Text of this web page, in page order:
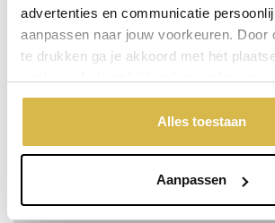
advertenties en communicatie
aanpassen naar jouw voorkeuren. Door
te drukken ga je akkoord met het
aangeven welke cookies jouw akkoord
'weigeren' worden alleen de functionele
geplaatst. Bekijk onze cookieverklaring
Alles toestaan
Aanpassen